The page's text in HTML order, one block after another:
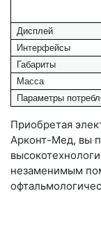
Дисплей
Интерфейсы
Габариты
Масса
Параметры
Приобретая
Арконт-Мед, вы
незаменимым